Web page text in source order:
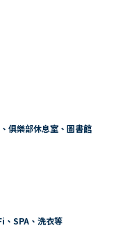
俱樂部休息室、圖書館
、SPA、洗衣等